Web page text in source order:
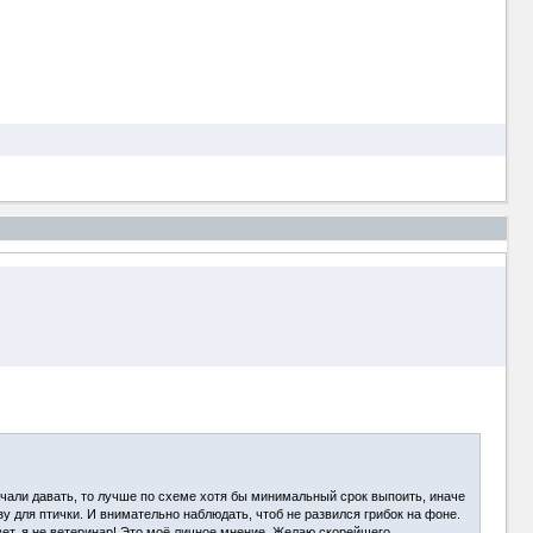
давать, то лучше по схеме хотя бы минимальный срок выпоить, иначе
птички. И внимательно наблюдать, чтоб не развился грибок на фоне.